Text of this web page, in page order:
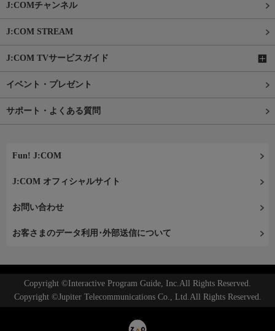
J:COMチャンネル
J:COM STREAM
J:COM TVサービスガイド
イベント・プレゼント
サポート・よくある質問
Fun! J:COM
J:COM オフィシャルサイト
お問い合わせ
お客さまのデータ利用･外部送信について
Copyright ©Interactive Program Guide, Inc.All Rights Reserved.
Copyright ©Jupiter Telecommunications Co., Ltd.All Rights Reserved.